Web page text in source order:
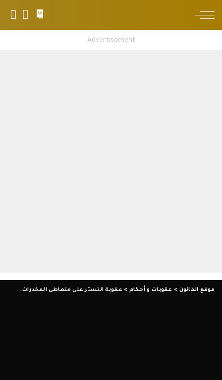
0
– Advertisement –
موقع القانون > عقوبات و أحكام > عقوبة التستر على متعاطى المخدرات